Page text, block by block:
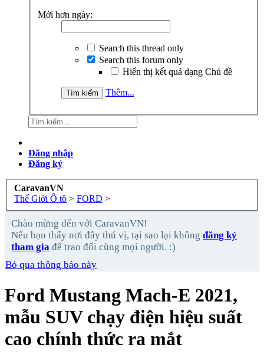
Mới hơn ngày:
Search this thread only
Search this forum only
Hiển thị kết quả dạng Chủ đề
Thêm...
Đăng nhập
Đăng ký
CaravanVN
Thế Giới Ô tô > FORD >
Chào mừng đến với CaravanVN!
Nếu bạn thấy nơi đây thú vị, tại sao lại không đăng ký
tham gia để trao đổi cùng mọi người. :)
Bỏ qua thông báo này
Ford Mustang Mach-E 2021,
mẫu SUV chạy điện hiệu suất
cao chính thức ra mắt